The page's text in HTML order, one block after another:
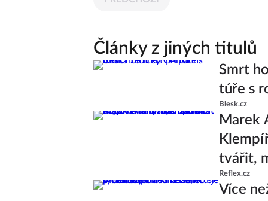
Články z jiných titulů
Smrt
túře s
Blesk.cz
Marek
tvářit,
Reflex.cz
Více